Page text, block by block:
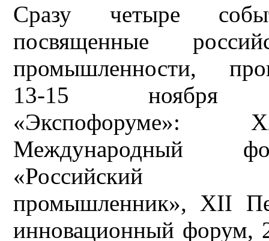
Сразу четыре
посвященные
промышленности,
13-15
«Экспофоруме»:
Международный
«Российский
промышленник», XII
инновационный форум,